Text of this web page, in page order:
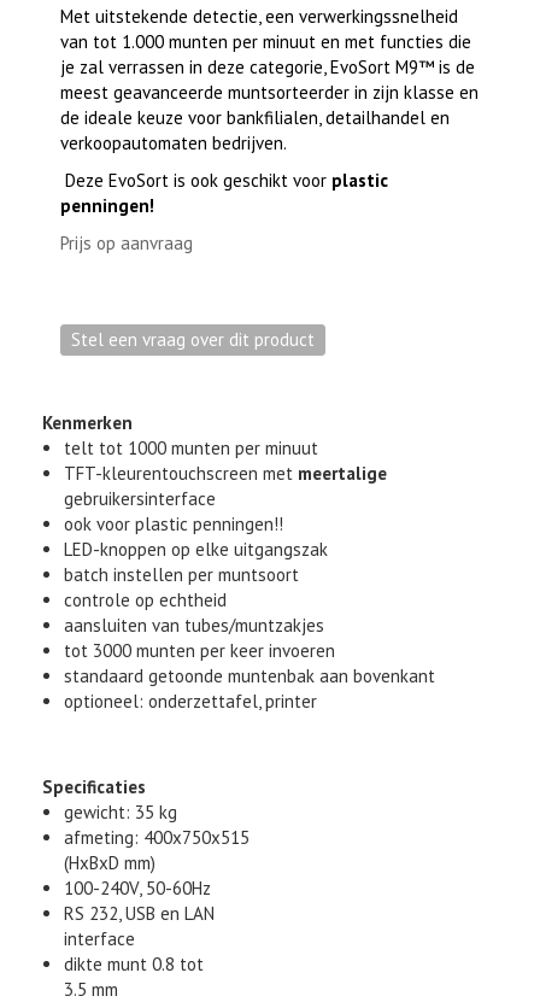
Met uitstekende detectie, een verwerkingssnelheid
van tot 1.000 munten per minuut en met functies die
je zal verrassen in deze categorie, EvoSort M9™ is de
meest geavanceerde muntsorteerder in zijn klasse en
de ideale keuze voor bankfilialen, detailhandel en
verkoopautomaten bedrijven.
Deze EvoSort is ook geschikt voor plastic
penningen!
Prijs op aanvraag
Kenmerken
telt tot 1000 munten per minuut
TFT-kleurentouchscreen met meertalige
gebruikersinterface
ook voor plastic penningen!!
LED-knoppen op elke uitgangszak
batch instellen per muntsoort
controle op echtheid
aansluiten van tubes/muntzakjes
tot 3000 munten per keer invoeren
standaard getoonde muntenbak aan bovenkant
optioneel: onderzettafel, printer
Specificaties
gewicht: 35 kg
afmeting: 400x750x515
(HxBxD mm)
100-240V, 50-60Hz
RS 232, USB en LAN
interface
dikte munt 0.8 tot
3.5 mm